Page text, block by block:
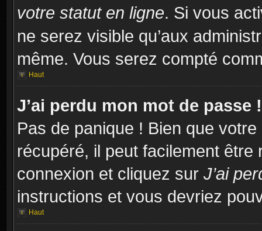
votre statut en ligne. Si vous
ne serez visible qu’aux
même. Vous serez compté
Haut
J’ai perdu mon mot de passe !
Pas de panique ! Bien que
récupéré, il peut facilement
connexion et cliquez sur J’ai
instructions et vous devriez
Haut